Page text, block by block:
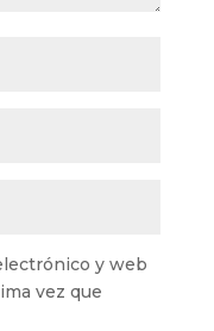
y web
vez que